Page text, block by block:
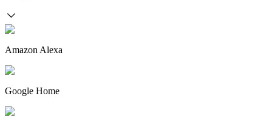
Amazon Alexa
Google Home